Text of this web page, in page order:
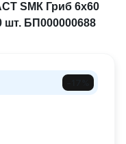
SMК Гриб 6х60
шт. БП000000688